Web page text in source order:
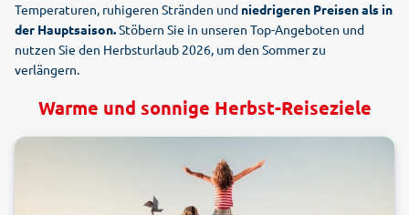
Temperaturen, ruhigeren Stränden und niedrigeren Preisen als in
der Hauptsaison.Stöbern Sie in unseren Top-Angeboten und
nutzen Sie den Herbsturlaub 2026, um den Sommer zu
verlängern.
Warme und sonnige Herbst-Reiseziele